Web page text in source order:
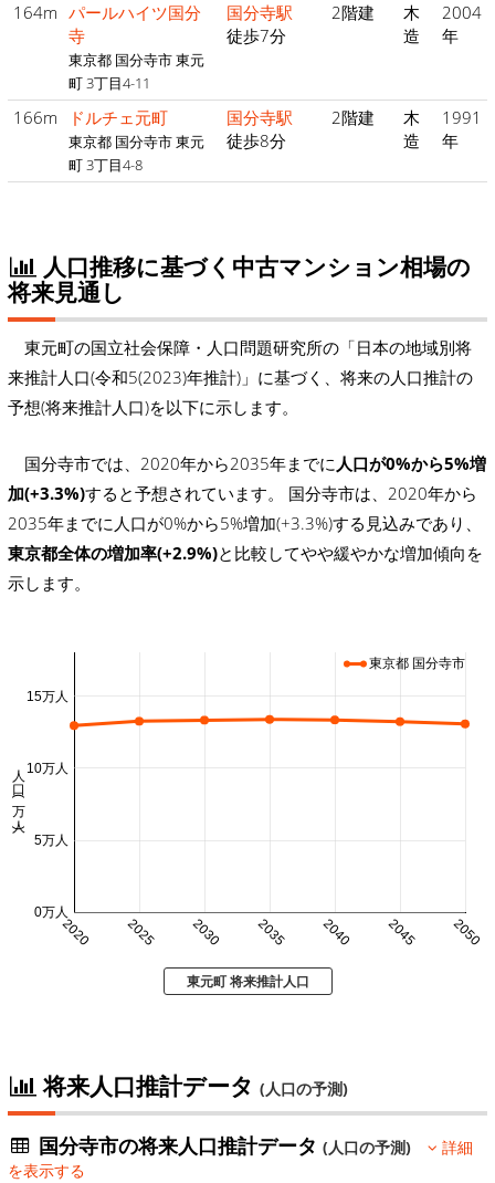
164m パールハイツ国分
寺
東京都 国分寺市 東元
町 3丁目4-11
国分寺駅
徒歩7分
2階建
木
造
2004
年
166m ドルチェ元町
東京都 国分寺市 東元
町 3丁目4-8
国分寺駅
徒歩8分
2階建
木
造
1991
年
人口推移に基づく中古マンション相場の
将来見通し
東元町の国立社会保障・人口問題研究所の「日本の地域別将
来推計人口(令和5(2023)年推計)」に基づく、将来の人口推計の
予想(将来推計人口)を以下に示します。
国分寺市では、2020年から2035年までに 人口が0%から5%増
加(+3.3%)すると予想されています。 国分寺市は、2020年から
2035年までに人口が0%から5%増加(+3.3%)する見込みであり、
東京都全体の増加率(+2.9%)と比較してやや緩やかな増加傾向を
示します。
2020 2025 2030 2035 2040 2045 2050
0万人
5万人
10万人
15万人
人口 (万人)
東京都 国分寺市
東元町 将来推計人口
将来人口推計データ (人口の予測)
国分寺市の将来人口推計データ(人口の予測)
詳細
を表示する